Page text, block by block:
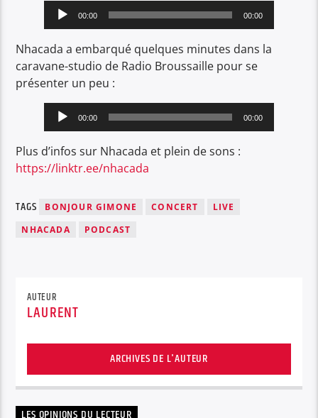
Lecteur
audio
00:00 00:00
Nhacada a embarqué quelques minutes dans la
caravane-studio de Radio Broussaille pour se
présenter un peu :
Lecteur
audio
00:00 00:00
Plus d’infos sur Nhacada et plein de sons :
https://linktr.ee/nhacada
TAGS BONJOUR GIMONE CONCERT
LIVE
NHACADA
PODCAST
AUTEUR
LAURENT
ARCHIVES DE L'AUTEUR